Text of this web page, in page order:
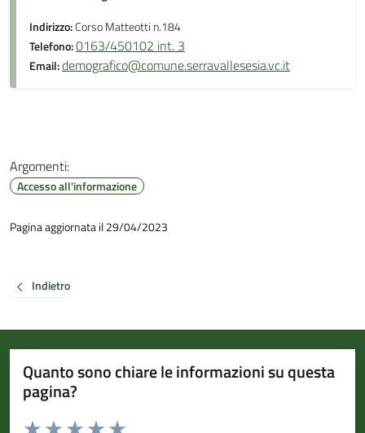
Indirizzo:Corso Matteotti n.184
Telefono:0163/450102 int. 3
Email:demografico@comune.serravallesesia.vc.it
Argomenti:
Accesso all'informazione
Pagina aggiornata il 29/04/2023
Indietro
Quanto sono chiare le informazioni su questa
pagina?
Valuta da 1 a 5 stelle la pagina